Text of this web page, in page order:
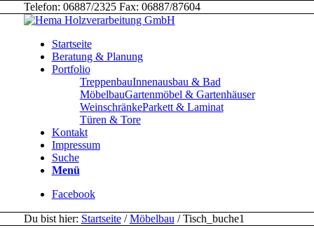
Telefon: 06887/2325 Fax: 06887/87604
Startseite
Beratung & Planung
Portfolio
TreppenbauInnenausbau & Bad
MöbelbauGartenmöbel & Gartenhäuser
WeinschränkeParkett & Laminat
Türen & Tore
Kontakt
Impressum
Suche
Menü
Facebook
Du bist hier: Startseite / Möbelbau / Tisch_buche1